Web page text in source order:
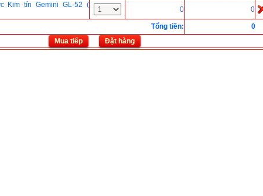
Kim tín Gemini GL-52 (
0 0
Tổng tiền:
0
Mua tiếp
Đặt hàng